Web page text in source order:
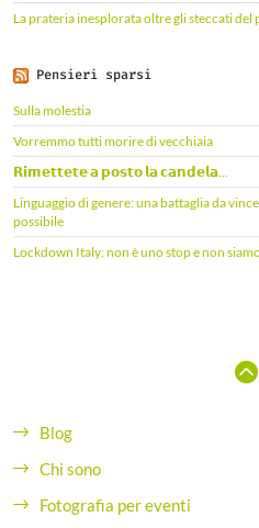
La prateria inesplorata oltre gli steccati del
Pensieri sparsi
Sulla molestia
Vorremmo tutti morire di vecchiaia
𝗥𝗶𝗺𝗲𝘁𝘁𝗲𝘁𝗲 𝗮 𝗽𝗼𝘀𝘁𝗼 𝗹𝗮 𝗰𝗮𝗻𝗱𝗲𝗹𝗮...
Linguaggio di genere: una battaglia da
possibile
Lockdown Italy: non è uno stop e non
Blog
Chi sono
Fotografia per eventi